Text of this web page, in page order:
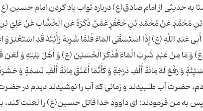
حدیثی از امام صادق(ع) درباره ثواب یاد کردن امام حسین
مُحَمَّدٍ عَنْ مُحَمَّدِ بْنِ جَعْفَرٍ عَمَّنْ ذَکَرَهُ عَنِ الْخَشَّابِ عَنْ عَلِیِّ
عَبْدِ اللَّهِ (ع) إِذَا اسْتَسْقَى‏ الْمَاءَ فَلَمَّا شَرِبَهُ رَأَیْتُهُ قَدِ اسْتَعْبَرَ وَ
وَ مَا مِنْ عَبْدٍ شَرِبَ الْمَاءَ فَذَکَرَ الْحُسَیْنَ (ع) وَ أَهْلَ بَیْتِهِ وَ لَعَنَ
وَ رَفَعَ لَهُ مِائَةَ أَلْفِ دَرَجَةٍ وَ کَأَنَّمَا أَعْتَقَ مِائَةَ أَلْفِ نَسَمَةٍ وَ حَشَرَهُ
حضرت آب طلبیدند و زمانى که آب را نوشیدند دیدم در
فرمودند: اى داوود خدا قاتل حسین(ع) را لعنت کند،